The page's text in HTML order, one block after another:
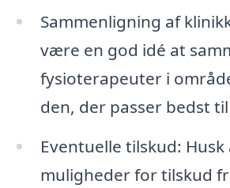
Sammenligning af
være en god idé at
fysioterapeuter i
den, der passer bedst
Eventuelle tilskud:
muligheder for tilskud